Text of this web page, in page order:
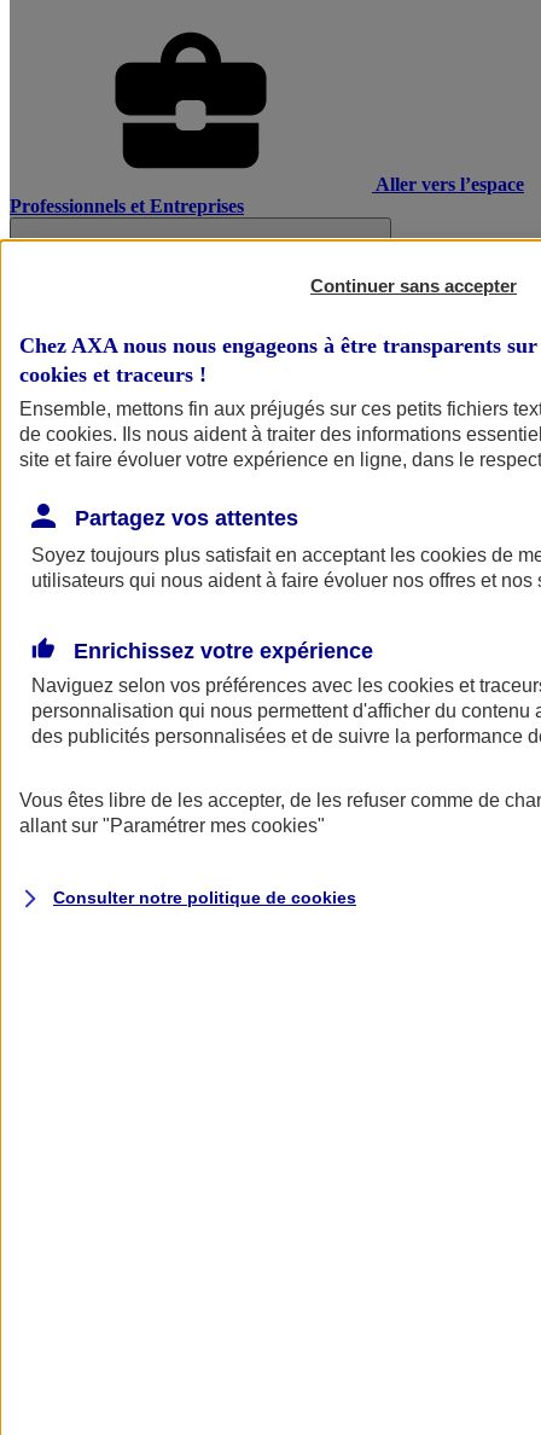
Aller vers l’espace
Professionnels et Entreprises
AXA Assurance
Continuer sans accepter
Chez AXA nous nous engageons à être transparents
cookies et traceurs !
Ensemble, mettons fin aux préjugés sur ces petits fichiers
de cookies. Ils nous aident à traiter des informations
site et faire évoluer votre expérience en ligne, dans le
Partagez vos attentes
Soyez toujours plus satisfait en acceptant les cookies de
utilisateurs qui nous aident à faire évoluer nos offres et nos
Enrichissez votre expérience
Naviguez selon vos préférences avec les cookies et
personnalisation qui nous permettent d'afficher du contenu
des publicités personnalisées et de suivre la performance
Vous êtes libre de les accepter, de les refuser comme de
allant sur "Paramétrer mes cookies"
Consulter notre politique de cookies